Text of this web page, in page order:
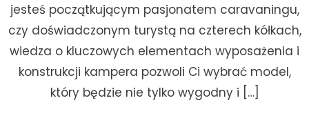
jesteś początkującym pasjonatem caravaningu,
czy doświadczonym turystą na czterech kółkach,
wiedza o kluczowych elementach wyposażenia i
konstrukcji kampera pozwoli Ci wybrać model,
który będzie nie tylko wygodny i […]